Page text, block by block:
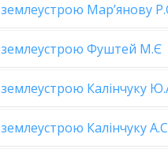
Мар’янову
Фуштей М.Є
Калінчуку
Калінчуку А.С